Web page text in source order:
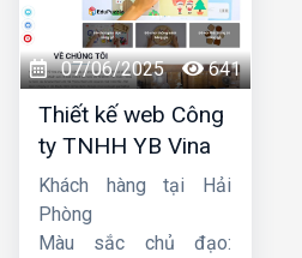
07/06/2025 641
Thiết kế web Công
ty TNHH YB Vina
Khách hàng tại Hải
Phòng
Màu sắc chủ đạo: